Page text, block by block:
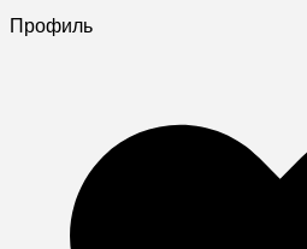
Профиль